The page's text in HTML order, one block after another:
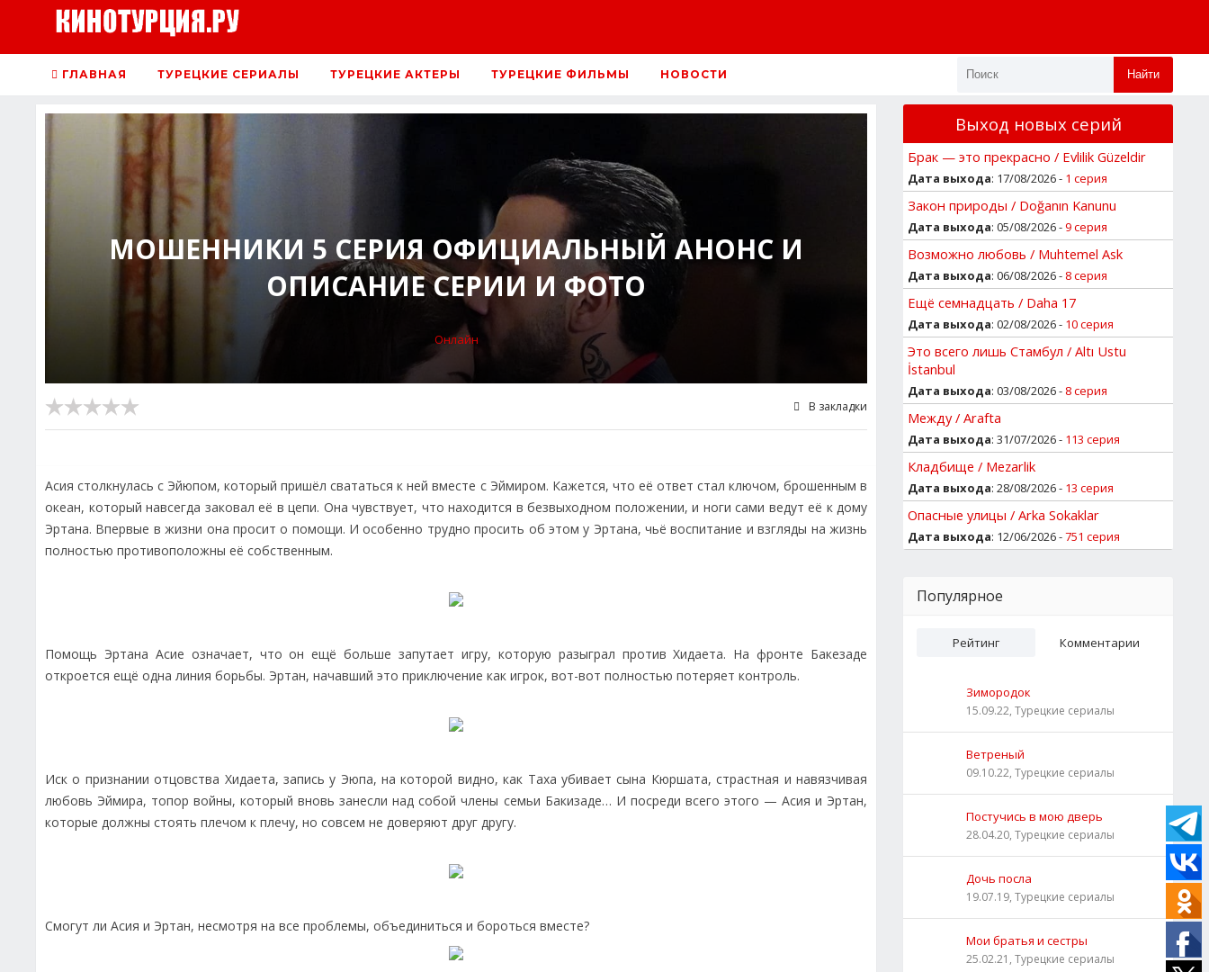
ГЛАВНАЯ ТУРЕЦКИЕ СЕРИАЛЫ ТУРЕЦКИЕ АКТЕРЫ ТУРЕЦКИЕ ФИЛЬМЫ НОВОСТИ Найти
МОШЕННИКИ 5 СЕРИЯ ОФИЦИАЛЬНЫЙ АНОНС И
ОПИСАНИЕ СЕРИИ И ФОТО
Онлайн
В закладки
Асия столкнулась с Эйюпом, который пришёл свататься к ней вместе с Эймиром. Кажется, что её ответ стал ключом, брошенным в
океан, который навсегда заковал её в цепи. Она чувствует, что находится в безвыходном положении, и ноги сами ведут её к дому
Эртана. Впервые в жизни она просит о помощи. И особенно трудно просить об этом у Эртана, чьё воспитание и взгляды на жизнь
полностью противоположны её собственным.
Помощь Эртана Асие означает, что он ещё больше запутает игру, которую разыграл против Хидаета. На фронте Бакезаде
откроется ещё одна линия борьбы. Эртан, начавший это приключение как игрок, вот-вот полностью потеряет контроль.
Иск о признании отцовства Хидаета, запись у Эюпа, на которой видно, как Таха убивает сына Кюршата, страстная и навязчивая
любовь Эймира, топор войны, который вновь занесли над собой члены семьи Бакизаде… И посреди всего этого — Асия и Эртан,
которые должны стоять плечом к плечу, но совсем не доверяют друг другу.
Смогут ли Асия и Эртан, несмотря на все проблемы, объединиться и бороться вместе?
Выход новых серий
Брак — это прекрасно / Evlilik Güzeldir
Дата выхода: 17/08/2026 - 1 серия
Закон природы / Doğanın Kanunu
Дата выхода: 05/08/2026 -9 серия
Возможно любовь / Muhtemel Ask
Дата выхода: 06/08/2026 - 8 серия
Ещё семнадцать / Daha 17
Дата выхода: 02/08/2026 - 10 серия
Это всего лишь Стамбул / Altı Ustu
İstanbul
Дата выхода: 03/08/2026 - 8 серия
Между / Arafta
Дата выхода: 31/07/2026 - 113 серия
Кладбище / Mezarlik
Дата выхода: 28/08/2026 - 13 серия
Опасные улицы / Arka Sokaklar
Дата выхода: 12/06/2026 -751 серия
Популярное
Рейтинг Комментарии
Зимородок
15.09.22, Турецкие сериалы
Ветреный
09.10.22, Турецкие сериалы
Постучись в мою дверь
28.04.20, Турецкие сериалы
Дочь посла
19.07.19, Турецкие сериалы
Мои братья и сестры
25.02.21, Турецкие сериалы